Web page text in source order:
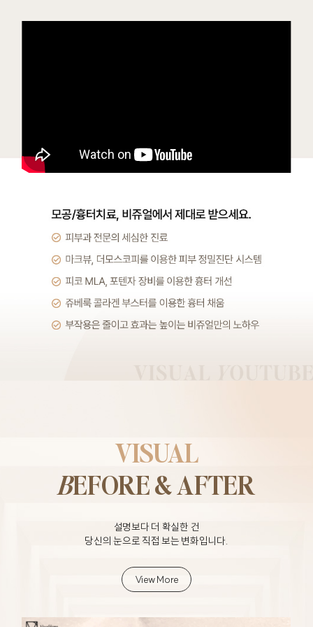
VISUAL
BEFORE & AFTER
설명보다 더 확실한 건
당신의 눈으로 직접 보는 변화입니다.
View More